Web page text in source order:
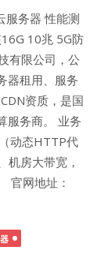
服务器 性能测
10兆 5G防
有限公司，公
器租用、服务
资质，是国
服务商。 业务
动态HTTP代
机房大带宽，
官网地址：